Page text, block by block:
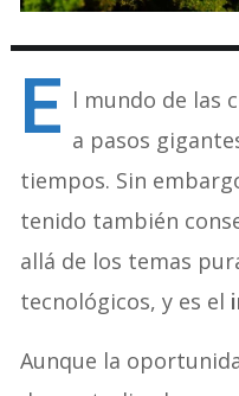
E l mundo de las
a pasos
tiempos. Sin
tenido también
allá de los temas
tecnológicos, y es el
Aunque la